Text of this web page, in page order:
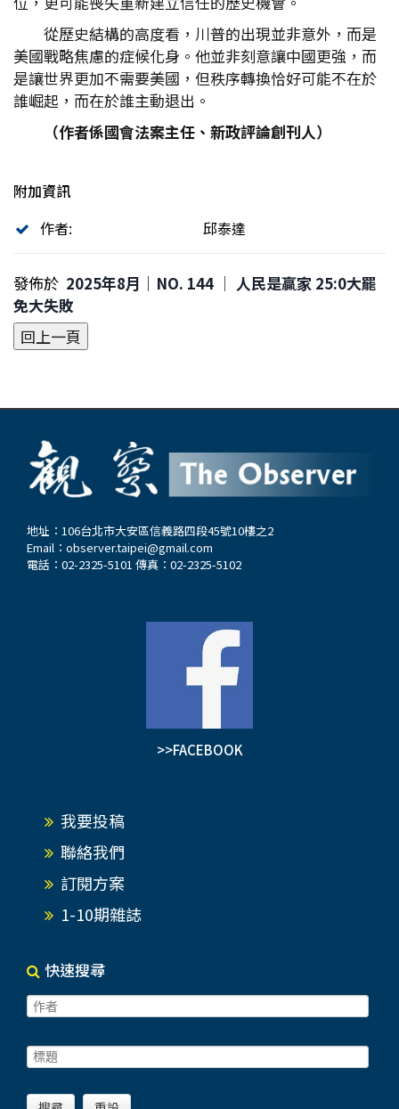
從歷史結構的高度看，川普的出現並非意外，而是
美國戰略焦慮的症候化身。他並非刻意讓中國更強，而
是讓世界更加不需要美國，但秩序轉換恰好可能不在於
誰崛起，而在於誰主動退出。
（作者係國會法案主任、新政評論創刊人）
附加資訊
作者:
邱泰達
發佈於 2025年8月｜NO. 144 │ 人民是贏家 25:0大罷
免大失敗
地址：106台北市大安區信義路四段45號10樓之2
Email： observer.taipei@gmail.com
電話：02-2325-5101 傳真：02-2325-5102
>>FACEBOOK
我要投稿
聯絡我們
訂閱方案
1-10期雜誌
快速搜尋